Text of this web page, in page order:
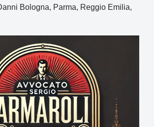
Bologna, Parma, Reggio Emilia,